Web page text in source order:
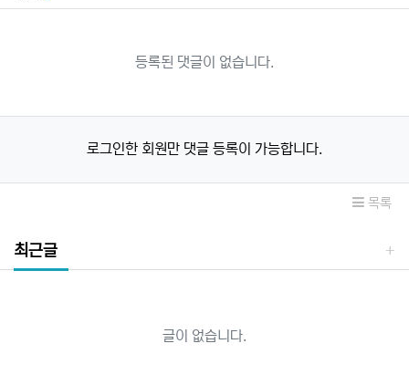
등록된 댓글이 없습니다.
로그인한 회원만 댓글 등록이 가능합니다.
목록
최근글
글이 없습니다.